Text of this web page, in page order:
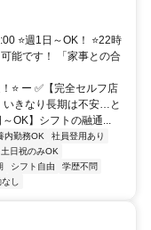
⭐週1日～OK！ ⭐22時
能です！ 「家事との合
⭐ ー ✅【完全セルフ店
いきなり長期は不安…と
OK】シフトの融通...
内勤務OK
社員登用あり
土日祝のみOK
シフト自由
学歴不問
し